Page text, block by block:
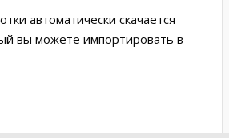
автоматически скачается
вы можете импортировать в